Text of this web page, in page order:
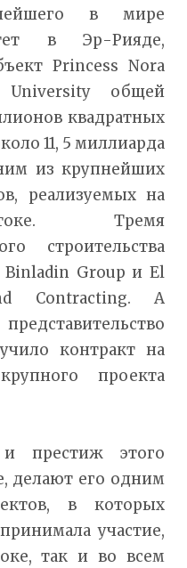
в мире
в Эр-Рияде,
Princess Nora
общей
квадратных
11, 5 миллиарда
из крупнейших
реализуемых на
Тремя
строительства
Binladin Group и El
Contracting. А
контракт на
проекта
и престиж этого
делают его одним
в которых
участие,
так и во всем